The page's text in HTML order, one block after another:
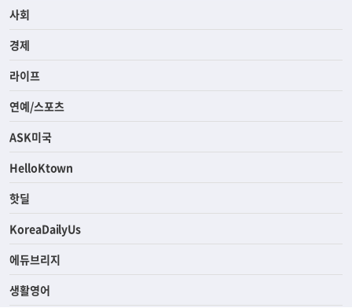
전체
사회
경제
라이프
연예/스포츠
ASK미국
HelloKtown
핫딜
KoreaDailyUs
에듀브리지